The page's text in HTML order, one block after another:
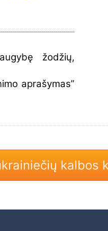
žodžių,
aprašymas”
kalbos